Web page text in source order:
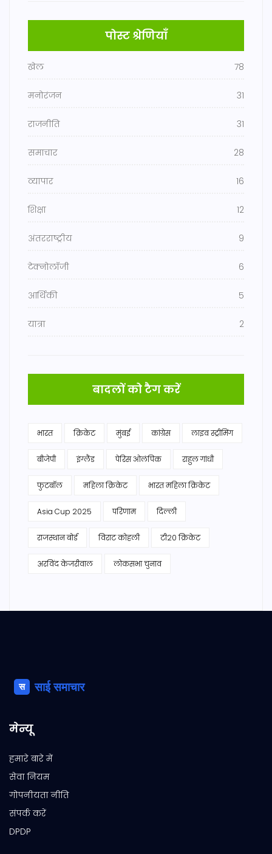
पोस्ट श्रेणियाँ
खेल 78
मनोरंजन 31
राजनीति 31
समाचार 28
व्यापार 16
शिक्षा 12
अंतरराष्ट्रीय 9
टेक्नोलॉजी 6
आर्थिकी 5
यात्रा 2
बादलों को टैग करें
भारत क्रिकेट मुंबई कांग्रेस लाइव स्ट्रीमिंग
बीजेपी इंग्लैंड पेरिस ओलंपिक राहुल गांधी
फुटबॉल महिला क्रिकेट भारत महिला क्रिकेट
Asia Cup 2025 परिणाम दिल्ली
राजस्थान बोर्ड विराट कोहली टी20 क्रिकेट
अरविंद केजरीवाल लोकसभा चुनाव
मेन्यू
हमारे बारे में
सेवा नियम
गोपनीयता नीति
संपर्क करें
DPDP